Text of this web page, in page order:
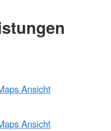
Ansicht
Ansicht